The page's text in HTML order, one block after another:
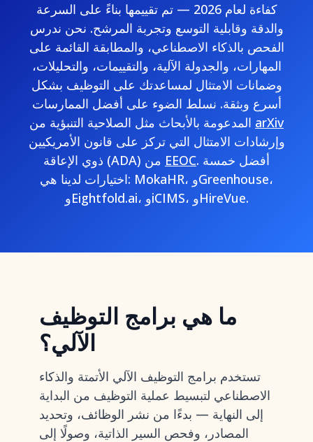
كفاءة لعام 2026 — تم تقييمها بناءً على السرعة
والدقة وقابلية التوسع وتجربة المرشح. نحن ندرس
الفحص بالذكاء الاصطناعي، والمطابقة القائمة على
المهارات، والجدولة الآلية، والتقييمات، والتحليلات،
وضمانات الامتثال لمساعدتك على التوظيف بشكل
أسرع وبثقة. نسلط الضوء على أفضل الممارسات
arXiv
وإرشادات الامتثال التي تركز على قانون الأمريكيين
EEOC. أفضل خمسة
اختيارات لدينا هي: MokaHR، وGreenhouse،
وEightfold.ai، وiCIMS، وHireVue.
ما هي برامج التوظيف
الآلي؟
تستخدم برامج التوظيف الآلي الأتمتة والذكاء
الاصطناعي لتبسيط عملية التوظيف من البداية
إلى النهاية — بدءًا من نشر الوظائف، وتحديد
المصادر، وفحص السير الذاتية، وصولًا إلى